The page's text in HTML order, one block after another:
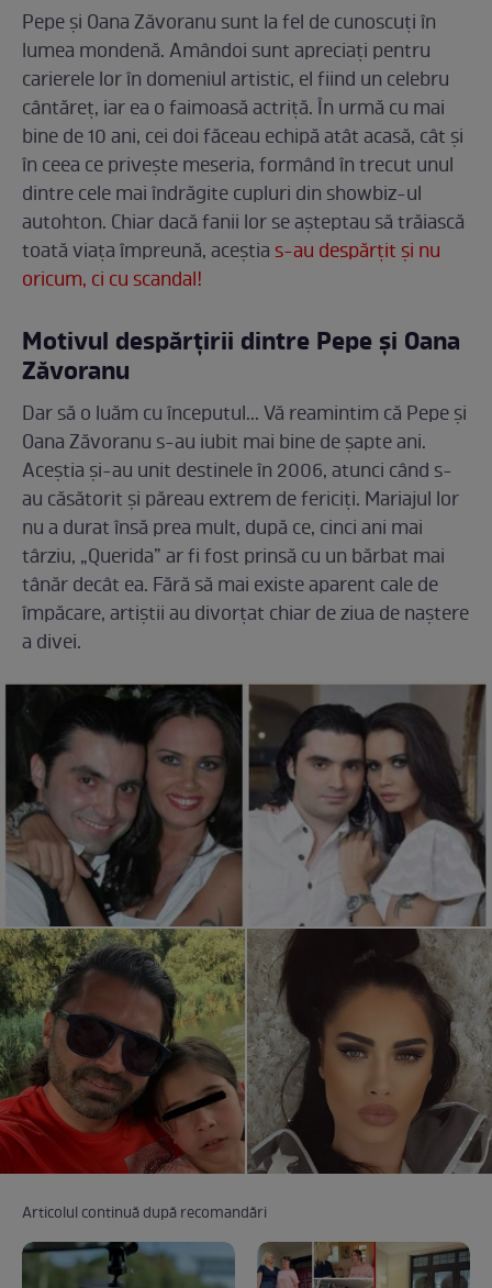
Pepe și Oana Zăvoranu sunt la fel de cunoscuți în
lumea mondenă. Amândoi sunt apreciați pentru
carierele lor în domeniul artistic, el fiind un celebru
cântăreț, iar ea o faimoasă actriță. În urmă cu mai
bine de 10 ani, cei doi făceau echipă atât acasă, cât și
în ceea ce privește meseria, formând în trecut unul
dintre cele mai îndrăgite cupluri din showbiz-ul
autohton. Chiar dacă fanii lor se așteptau să trăiască
toată viața împreună, aceștia s-au despărțit și nu
oricum, ci cu scandal!
Motivul despărțirii dintre Pepe și Oana
Zăvoranu
Dar să o luăm cu începutul... Vă reamintim că Pepe și
Oana Zăvoranu s-au iubit mai bine de șapte ani.
Aceștia și-au unit destinele în 2006, atunci când s-
au căsătorit și păreau extrem de fericiți. Mariajul lor
nu a durat însă prea mult, după ce, cinci ani mai
târziu, „Querida” ar fi fost prinsă cu un bărbat mai
tânăr decât ea. Fără să mai existe aparent cale de
împăcare, artiștii au divorțat chiar de ziua de naștere
a divei.
Articolul continuă după recomandări